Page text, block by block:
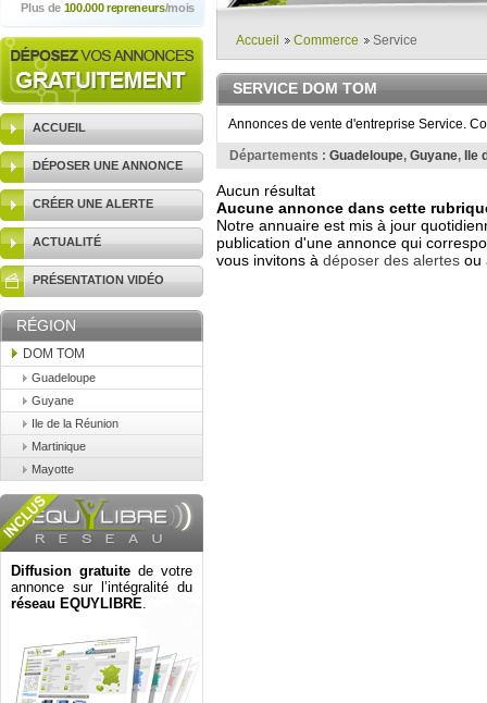
Plus de 100.000 repreneurs/mois
ACCUEIL
DÉPOSER UNE ANNONCE
CRÉER UNE ALERTE
ACTUALITÉ
PRÉSENTATION VIDÉO
RÉGION
DOM TOM
Guadeloupe
Guyane
Ile de la Réunion
Martinique
Mayotte
Diffusion gratuite de votre
annonce sur l’intégralité du
réseau EQUYLIBRE.
Consulter gratuitementles
vendre.
Et/ou déposergratuitement
votre recherche d'entreprise.
RECHERCHER UNE
ANNONCE
Accueil Commerce Service
SERVICE DOM TOM
Annonces de vente d'entreprise Service.
Départements : Guadeloupe, Guyane, Ile
Aucun résultat
Aucune annonce dans cette
Notre annuaire est mis à jour
publication d'une annonce qui
vous invitons à déposer des alertes ou